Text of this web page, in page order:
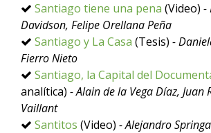
Santiago tiene una pena (Video) -
Davidson, Felipe Orellana Peña
Santiago y La Casa (Tesis) -
Fierro Nieto
Santiago, la Capital del
analítica) - Alain de la Vega Díaz, Juan
Vaillant
Santitos (Video) - Alejandro